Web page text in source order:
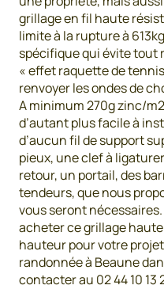
grillage en fil haute
limite à la rupture à
spécifique qui évite tout
« effet raquette de
renvoyer les ondes de
A minimum 270g zinc/
d’autant plus facile à
d’aucun fil de support
pieux, une clef à
retour, un portail, des
tendeurs, que nous
vous seront
acheter ce grillage
hauteur pour votre
randonnée à Beaune
contacter au 02 44 10 13